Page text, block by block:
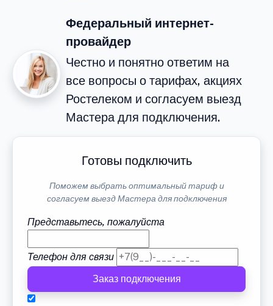
Федеральный интернет-
провайдер
Честно и понятно ответим на
все вопросы о тарифах, акциях
Ростелеком и согласуем выезд
Мастера для подключения.
Готовы подключить
Поможем выбрать оптимальный тариф и
согласуем выезд Мастера для подключения
Представьтесь, пожалуйста
Телефон для связи
Заказ подключения